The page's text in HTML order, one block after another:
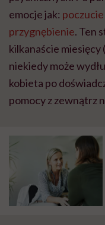
emocje jak:
przygnębienie. Ten
kilkanaście miesięcy
niekiedy może
kobieta po
pomocy z zewnątrz